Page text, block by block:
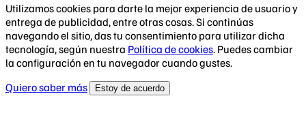
Utilizamos cookies para darte la mejor experiencia de usuario y
entrega de publicidad, entre otras cosas. Si continúas
navegando el sitio, das tu consentimiento para utilizar dicha
tecnología, según nuestra Política de cookies. Puedes cambiar
la configuración en tu navegador cuando gustes.
Quiero saber más
Estoy de acuerdo